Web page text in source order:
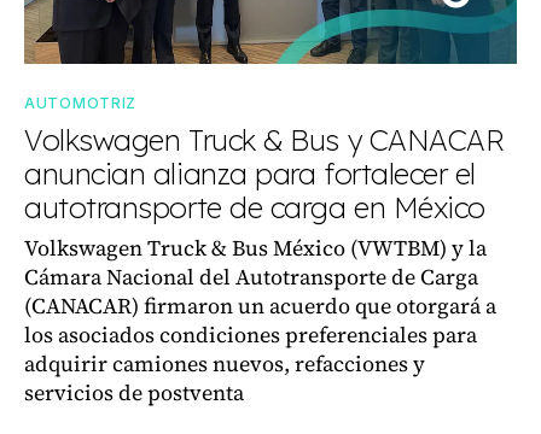
AUTOMOTRIZ
Volkswagen Truck & Bus y CANACAR
anuncian alianza para fortalecer el
autotransporte de carga en México
Volkswagen Truck & Bus México (VWTBM) y la
Cámara Nacional del Autotransporte de Carga
(CANACAR) firmaron un acuerdo que otorgará a
los asociados condiciones preferenciales para
adquirir camiones nuevos, refacciones y
servicios de postventa